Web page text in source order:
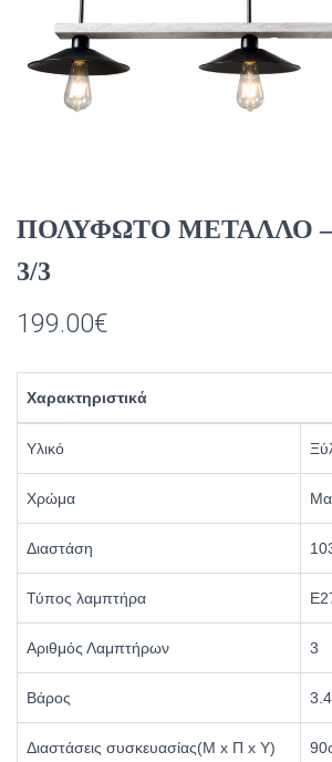
ΠΟΛΥΦΩΤΟ ΜΕΤΑΛΛΟ –
3/3
199.00€
Χαρακτηριστικά
Υλικό
Χρώμα
Διαστάση
Τύπος λαμπτήρα
Αριθμός Λαμπτήρων 3
Βάρος
Διαστάσεις συσκευασίας(Μ x Π x Υ)